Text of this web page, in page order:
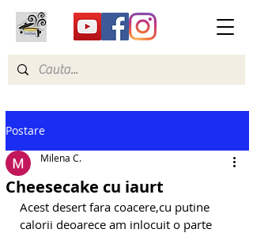
Postare
Cheesecake cu iaurt
Milena C.
Acest desert fara coacere,cu putine
calorii deoarece am inlocuit o parte